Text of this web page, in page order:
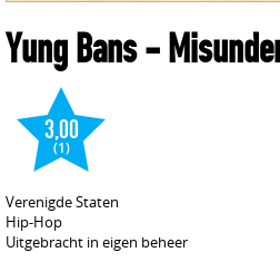
Yung Bans-
3,00
(1)
Verenigde Staten
Hip-Hop
Uitgebracht in eigen beheer